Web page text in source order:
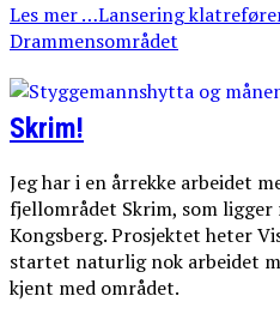
Les mer …Lansering
Drammensområdet
Skrim!
Jeg har i en årrekke arbeidet
fjellområdet Skrim, som
Kongsberg. Prosjektet heter
startet naturlig nok arbeidet
kjent med området.